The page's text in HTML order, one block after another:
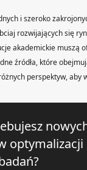
i szeroko
rozwijających się
akademickie muszą
źródła, które
perspektyw, aby
optymalizacji